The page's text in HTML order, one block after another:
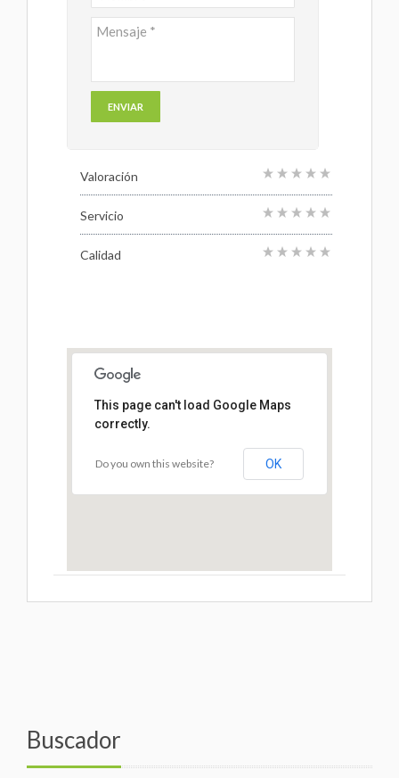
Valoración
Servicio
Calidad
This page can't load Google Maps
correctly.
Do you own this website? OK
Buscador